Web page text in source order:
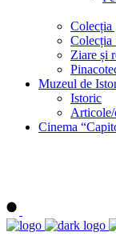
Ziare și
Muzeul de
Istoric
Cinema